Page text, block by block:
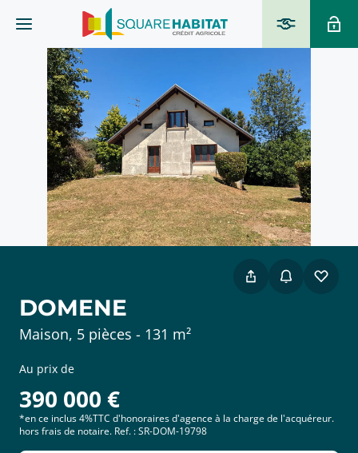
DOMENE
Maison, 5 pièces - 131 m²
Au prix de
390 000 €
*en ce inclus 4%TTC d'honoraires d'agence à la charge de l'acquéreur.
hors frais de notaire. Ref. : SR-DOM-19798